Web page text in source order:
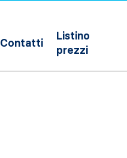
Contatti
Listino
prezzi